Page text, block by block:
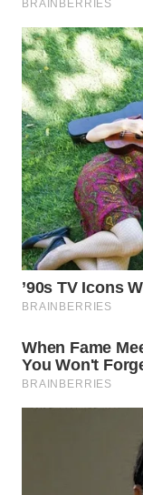
WN
CIANJUR
WN
KEPULAUAN
SERIBU
WN
TANGERANG
WN
BINJAI
WN
CIREBON